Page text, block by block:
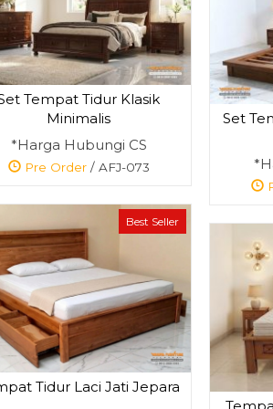
Tempat Tidur Klasik
Minimalis
*Harga Hubungi CS
Pre Order/ AFJ-073
Set
Best Seller
Tidur Laci Jati Jepara
Tempat Tidur
Mewah Klasik
*Harga Hubungi
Pre Order
SKU: AFJ-058